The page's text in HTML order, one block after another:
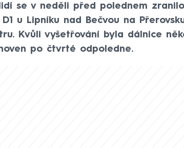
se v neděli před polednem
u Lipníku nad Bečvou na
Kvůli vyšetřování byla dálnice
po čtvrté odpoledne.